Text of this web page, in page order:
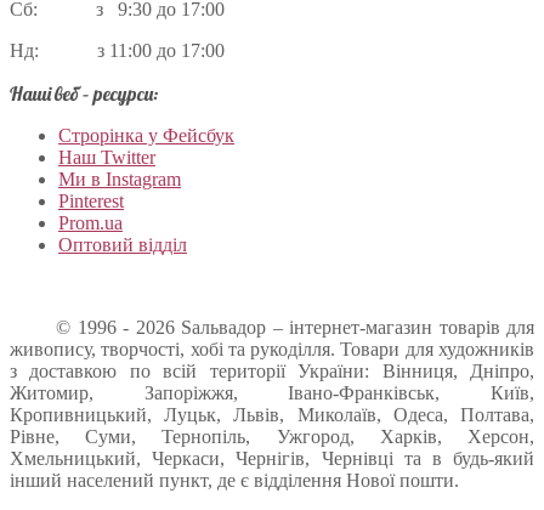
Сб: з 9:30 до 17:00
Нд: з 11:00 до 17:00
Наші веб – ресурси:
Строрінка у Фейсбук
Наш Twitter
Ми в Instagram
Pinterest
Prom.ua
Оптовий відділ
© 1996 - 2026 Sальвадор – інтернет-магазин товарів для
живопису, творчості, хобі та рукоділля. Товари для художників
з доставкою по всій території України: Вінниця, Дніпро,
Житомир, Запоріжжя, Івано-Франківськ, Київ,
Кропивницький, Луцьк, Львів, Миколаїв, Одеса, Полтава,
Рівне, Суми, Тернопіль, Ужгород, Харків, Херсон,
Хмельницький, Черкаси, Чернігів, Чернівці та в будь-який
інший населений пункт, де є відділення Нової пошти.